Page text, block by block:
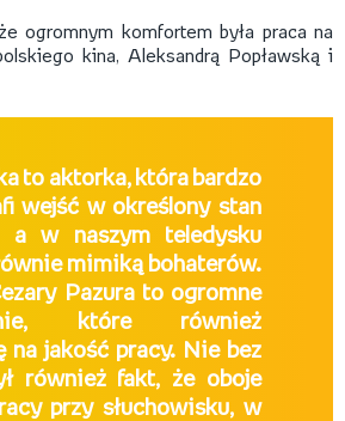
ogromnym komfortem była praca na
kina, Aleksandrą Popławską i
to aktorka, która bardzo
wejść w określony stan
a w naszym teledysku
mimiką bohaterów.
Pazura to ogromne
które również
na jakość pracy. Nie bez
również fakt, że oboje
przy słuchowisku, w